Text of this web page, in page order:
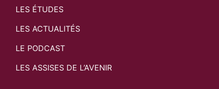
LES ÉTUDES
LES ACTUALITÉS
LE PODCAST
LES ASSISES DE L’AVENIR